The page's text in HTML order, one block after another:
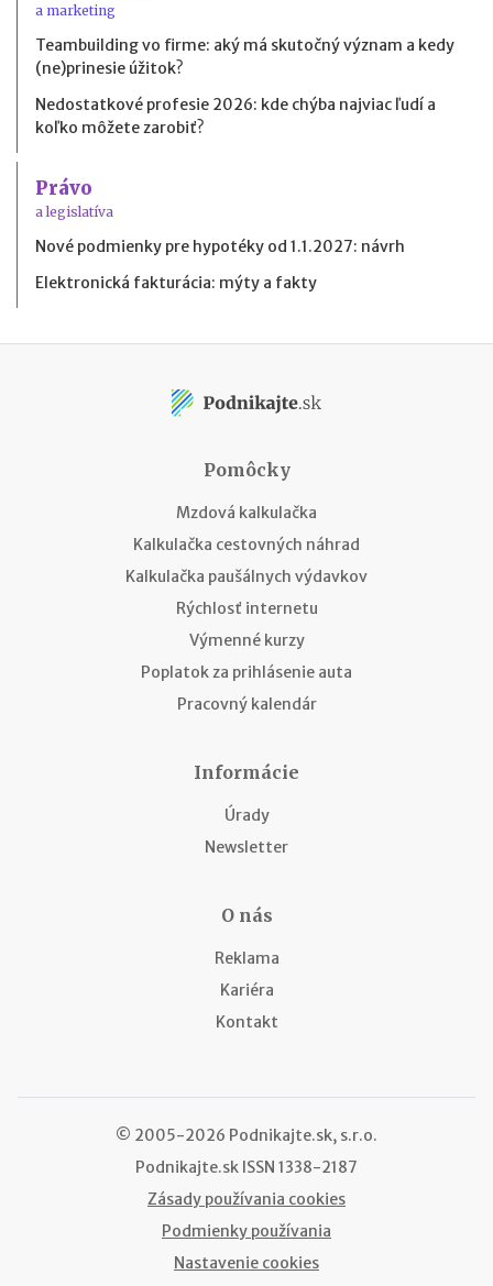
a marketing
Teambuilding vo firme: aký má skutočný význam a kedy
(ne)prinesie úžitok?
Nedostatkové profesie 2026: kde chýba najviac ľudí a
koľko môžete zarobiť?
Právo
a legislatíva
Nové podmienky pre hypotéky od 1.1.2027: návrh
Elektronická fakturácia: mýty a fakty
Pomôcky
Mzdová kalkulačka
Kalkulačka cestovných náhrad
Kalkulačka paušálnych výdavkov
Rýchlosť internetu
Výmenné kurzy
Poplatok za prihlásenie auta
Pracovný kalendár
Informácie
Úrady
Newsletter
O nás
Reklama
Kariéra
Kontakt
© 2005-2026 Podnikajte.sk, s.r.o.
Podnikajte.sk ISSN 1338-2187
Zásady používania cookies
Podmienky používania
Nastavenie cookies